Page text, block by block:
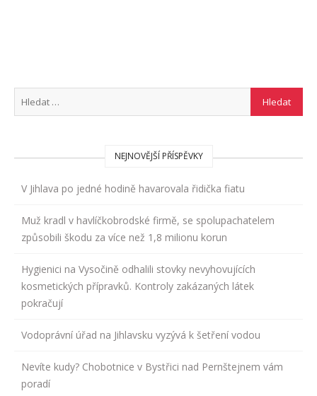
NEJNOVĚJŠÍ PŘÍSPĚVKY
V Jihlava po jedné hodině havarovala řidička fiatu
Muž kradl v havlíčkobrodské firmě, se spolupachatelem
způsobili škodu za více než 1,8 milionu korun
Hygienici na Vysočině odhalili stovky nevyhovujících
kosmetických přípravků. Kontroly zakázaných látek
pokračují
Vodoprávní úřad na Jihlavsku vyzývá k šetření vodou
Nevíte kudy? Chobotnice v Bystřici nad Pernštejnem vám
poradí